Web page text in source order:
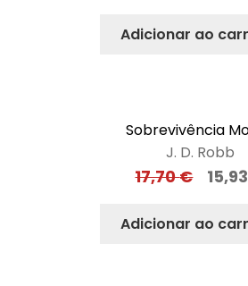
Adicionar ao
Sobrevivência
J. D. Robb
17,70€ 15,93
Adicionar ao